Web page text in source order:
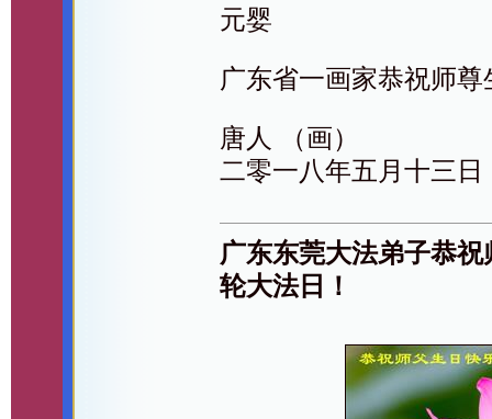
元婴
广东省一画家恭祝师
唐人 （画）
二零一八年五月十三日
广东东莞大法弟子恭
轮大法日！